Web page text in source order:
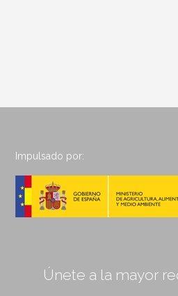
Impulsado por:
Únete a la mayor